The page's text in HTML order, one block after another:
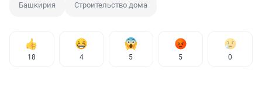
Башкирия Строительство дома
18 4 5 5 0